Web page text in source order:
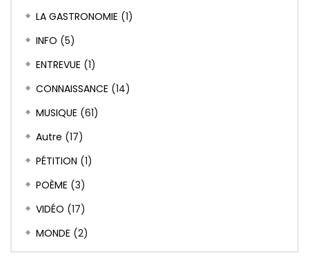
LA GASTRONOMIE (1)
INFO (5)
ENTREVUE (1)
CONNAISSANCE (14)
MUSIQUE (61)
Autre (17)
PÉTITION (1)
POÈME (3)
VIDÉO (17)
MONDE (2)